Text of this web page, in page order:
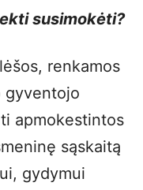
susimokėti?
renkamos
gyventojo
apmokestintos
sąskaitą
gydymui